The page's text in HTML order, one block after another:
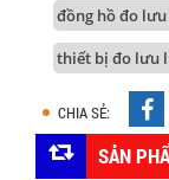
đồng hồ đo
thiết bị đo lưu
CHIA SẺ:
SẢN